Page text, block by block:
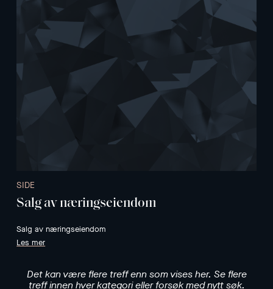
SIDE
Salg av næringseiendom
Salg av næringseiendom
Les mer
Det kan være flere treff enn som vises her. Se flere
treff innen hver kategori eller forsøk med nytt søk.